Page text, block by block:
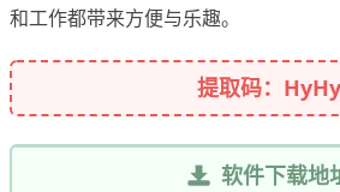
和工作都带来方便与乐趣。
提取码：HyHy
软件下载地